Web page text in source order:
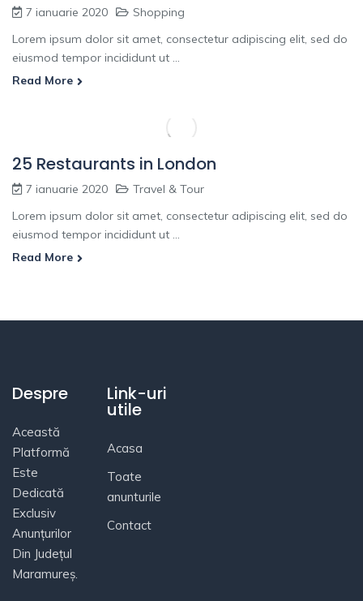
7 ianuarie 2020
Shopping
Lorem ipsum dolor sit amet, consectetur adipiscing elit, sed do
eiusmod tempor incididunt ut ...
Read More
25 Restaurants in London
7 ianuarie 2020
Travel & Tour
Lorem ipsum dolor sit amet, consectetur adipiscing elit, sed do
eiusmod tempor incididunt ut ...
Read More
Despre
Această
Platformă
Este
Dedicată
Exclusiv
Anunțurilor
Din Județul
Maramureș.
Link-uri
utile
Acasa
Toate
anunturile
Contact